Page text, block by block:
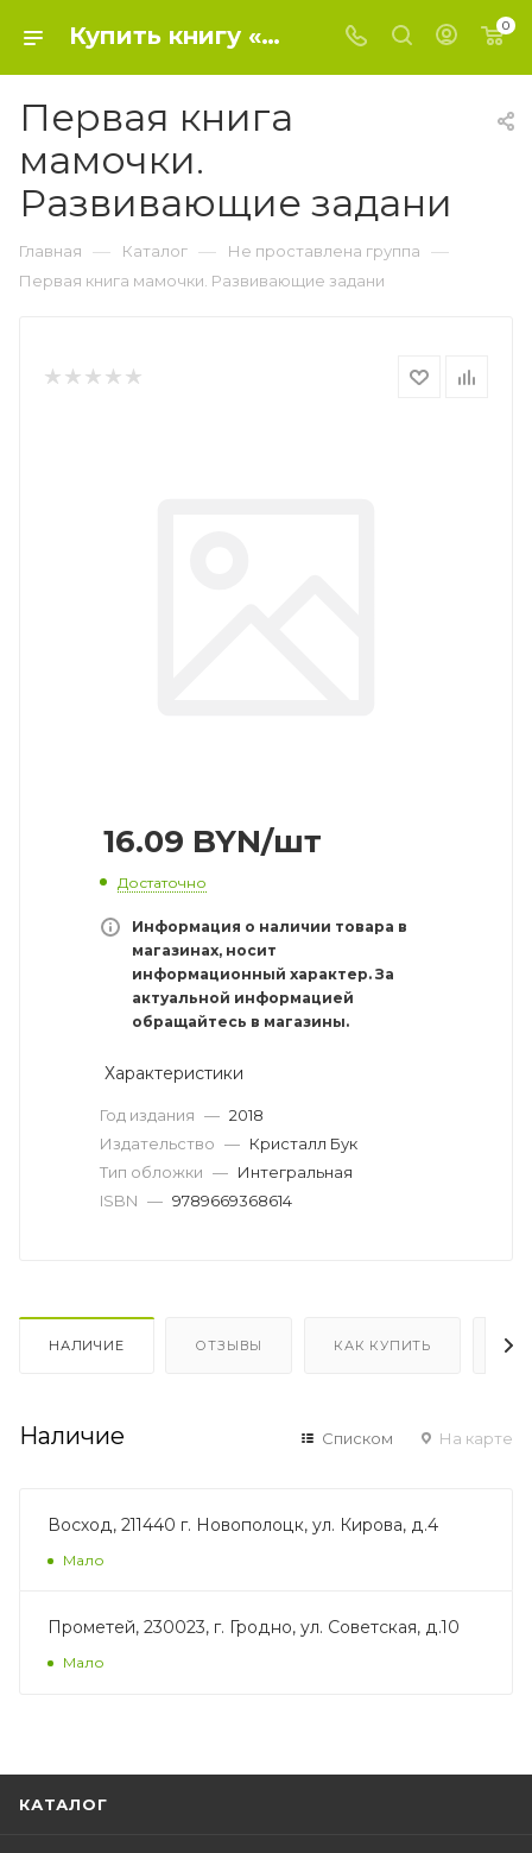
Купить книгу «Первая книга мамочки. Развивающие задани» 2018, - Не проставлена группа 0
Первая книга
мамочки.
Развивающие задани
Главная — Каталог — Не проставлена группа —
Первая книга мамочки. Развивающие задани
16.09 BYN/шт
Достаточно
Информация о наличии товара в
магазинах, носит
информационный характер. За
актуальной информацией
обращайтесь в магазины.
Характеристики
Год издания — 2018
Издательство — Кристалл Бук
Тип обложки — Интегральная
ISBN — 9789669368614
НАЛИЧИЕ ОТЗЫВЫ КАК КУПИТЬ
Наличие Списком На карте
Восход, 211440 г. Новополоцк, ул. Кирова, д.4
Мало
Прометей, 230023, г. Гродно, ул. Советская, д.10
Мало
КАТАЛОГ